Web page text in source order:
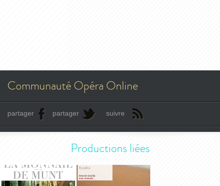
Communauté Opéra Online
partager partager suivre
Productions liées